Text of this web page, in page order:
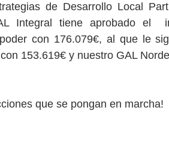
de Desarrollo Local
Integral tiene aprobado el
con 176.079€, al que le
153.619€ y nuestro GAL
que se pongan en marcha!